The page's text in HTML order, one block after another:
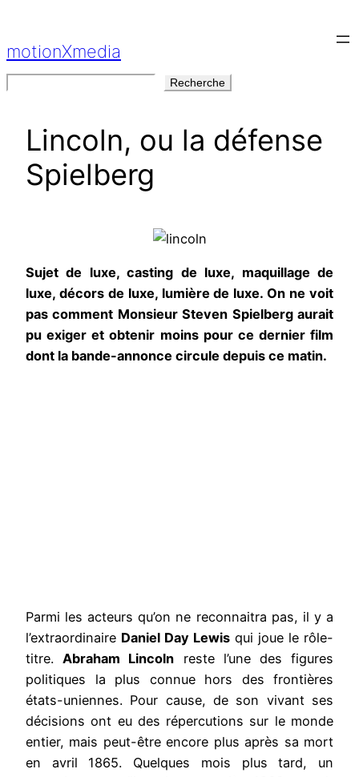
contenu
motionXmedia
Recherche
Lincoln, ou la défense
Spielberg
Sujet de luxe, casting de luxe, maquillage de
luxe, décors de luxe, lumière de luxe. On ne voit
pas comment Monsieur Steven Spielberg aurait
pu exiger et obtenir moins pour ce dernier film
dont la bande-annonce circule depuis ce matin.
Parmi les acteurs qu’on ne reconnaitra pas, il y a
l’extraordinaire Daniel Day Lewis qui joue le rôle-
titre.Abraham Lincoln reste l’une des figures
politiques la plus connue hors des frontières
états-uniennes. Pour cause, de son vivant ses
décisions ont eu des répercutions sur le monde
entier, mais peut-être encore plus après sa mort
en avril 1865. Quelques mois plus tard, un